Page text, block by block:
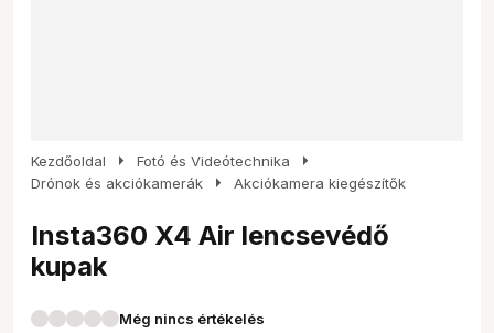
Kezdőoldal arrow_right Fotó és Videótechnika arrow_right
Drónok és akciókamerák arrow_right Akciókamera kiegészítők
Insta360 X4 Air lencsevédő
kupak
Még nincs értékelés